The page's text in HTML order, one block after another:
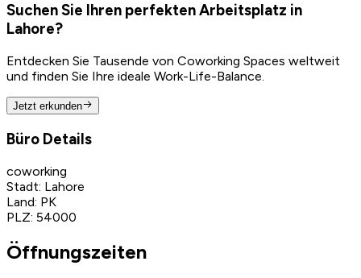
Suchen Sie Ihren perfekten Arbeitsplatz in
Lahore?
Entdecken Sie Tausende von Coworking Spaces weltweit
und finden Sie Ihre ideale Work-Life-Balance.
Jetzt erkunden
Büro Details
coworking
Stadt: Lahore
Land: PK
PLZ: 54000
Öffnungszeiten